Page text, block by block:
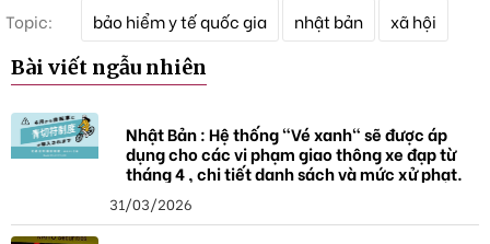
Topic:
k
h
a
bảo hiểm y tế quốc gia nhật bản xã hội
Bài viết ngẫu nhiên
Nhật Bản : Hệ thống "Vé xanh" sẽ được áp
dụng cho các vi phạm giao thông xe đạp từ
tháng 4 , chi tiết danh sách và mức xử phạt.
31/03/2026